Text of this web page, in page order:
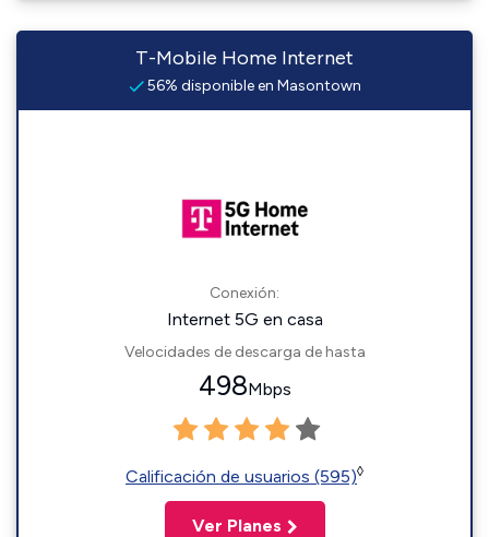
T-Mobile Home Internet
56% disponible en Masontown
Conexión:
Internet 5G en casa
Velocidades de descarga de hasta
498Mbps
Calificación de usuarios (595)◊
Ver Planes